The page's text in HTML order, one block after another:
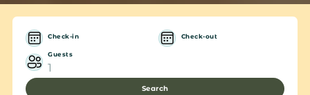
Check-in Check-out
Guests
1
Search